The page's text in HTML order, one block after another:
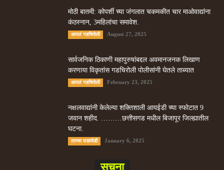
मोठी बातमी: कोपर्शी च्या जंगलात चकमकीत चार माओवाद्यांना
कंठस्नान, 3महिलांचा समावेश.
आपलं गडचिरोली August 27, 2025
सार्वजनिक ठिकाणी महापुरुषांबद्दल अवमानजनक लिखाण
करणा­या विकृतांस गडचिरोली पोलीसांनी घेतले ताब्यात
आपलं गडचिरोली February 23, 2025
नक्षलवाद्यांनी केलेल्या शक्तिशाली आयईडी च्या स्फोटात 9
जवान शहीद. ………छत्तीसगड मधील बिजापूर जिल्ह्यातील
घटना.
ताज्या घडामोडी January 6, 2025
सूचना